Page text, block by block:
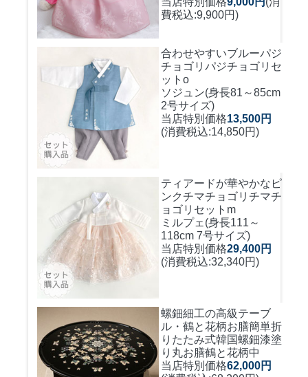
費税込:9,900円)
合わせやすいブルーパジ
チョゴリ パジチョゴリセ
ットo
ソジュン(身長81～85cm
2号サイズ)
当店特別価格13,500円
(消費税込:14,850円)
ティアードが華やかなピ
ンクチマチョゴリ チマチ
ョゴリセットm
ミルプェ(身長111～
118cm 7号サイズ)
当店特別価格29,400円
(消費税込:32,340円)
螺鈿細工の高級テーブ
ル・鶴と花柄お膳簡単折
りたたみ式韓国螺鈿漆塗
り丸お膳鶴と花柄中
当店特別価格62,000円